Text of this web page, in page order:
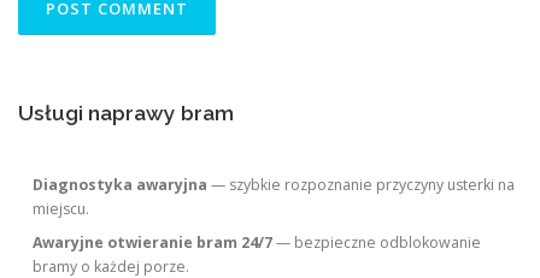
Usługi naprawy bram
Diagnostyka awaryjna — szybkie rozpoznanie przyczyny usterki na
miejscu.
Awaryjne otwieranie bram 24/7— bezpieczne odblokowanie
bramy o każdej porze.